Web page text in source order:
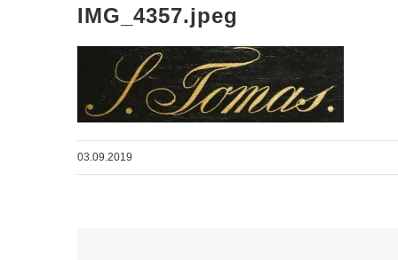
IMG_4357.jpeg
03.09.2019